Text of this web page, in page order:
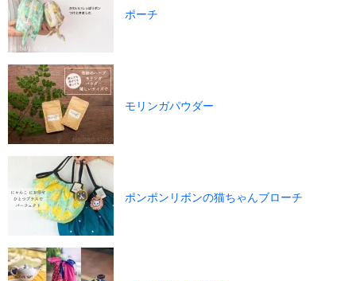
ポーチ
モリンガパウダー
ポンポンリボンの猫ちゃんブローチ